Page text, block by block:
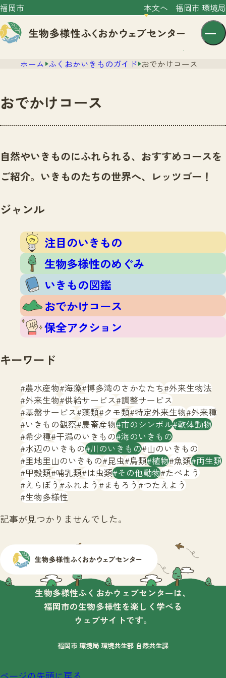
福岡市 本文へ 福岡市 環境局
文字サイズ 小 中 大
センター紹介
センター紹介TOP
サイトポリシー
ニュース
いきものガイド
注目のいきもの
生物多様性のめぐみ
いきもの図鑑
おでかけコース
保全アクション
イベント
いきもの調査隊
調査レポート
調査レポートTOP
調査結果
ふくおかいきものマップ
マッチング
マッチングTOP
掲載申し込みフォーム
お問合せ
生物多様性ふくおかウェブセンターとは
サイトマップ
ホーム ふくおかいきものガイド おでかけコース
おでかけコース
自然やいきものにふれられる、おすすめコースを
ご紹介。いきものたちの世界へ、レッツゴー！
ジャンル
注目のいきもの
生物多様性のめぐみ
いきもの図鑑
おでかけコース
保全アクション
キーワード
農水産物 海藻 博多湾のさかなたち 外来生物法
外来生物 供給サービス 調整サービス
基盤サービス 藻類 クモ類 特定外来生物 外来種
いきもの観察 農畜産物 市のシンボル 軟体動物
希少種 干潟のいきもの 海のいきもの
水辺のいきもの 川のいきもの 山のいきもの
里地里山のいきもの 昆虫 鳥類 植物 魚類 両生類
甲殻類 哺乳類 は虫類 その他動物 たべよう
えらぼう ふれよう まもろう つたえよう
生物多様性
記事が見つかりませんでした。
生物多様性ふくおかウェブセンターは、
福岡市の生物多様性を楽しく学べる
ウェブサイトです。
福岡市 環境局 環境共生部 自然共生課